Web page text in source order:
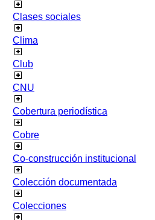
Clases sociales
Clima
Club
CNU
Cobertura periodística
Cobre
Co-construcción institucional
Colección documentada
Colecciones